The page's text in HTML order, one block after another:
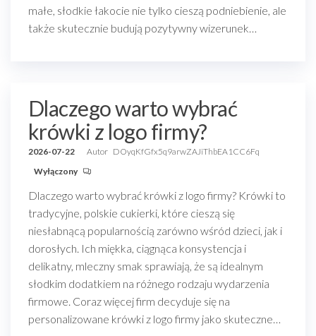
małe, słodkie łakocie nie tylko cieszą podniebienie, ale
także skutecznie budują pozytywny wizerunek…
Dlaczego warto wybrać
krówki z logo firmy?
2026-07-22 Autor DOyqKfGfx5q9arwZAJiThbEA1CC6Fq
Wyłączony
Dlaczego warto wybrać krówki z logo firmy? Krówki to
tradycyjne, polskie cukierki, które cieszą się
niesłabnącą popularnością zarówno wśród dzieci, jak i
dorosłych. Ich miękka, ciągnąca konsystencja i
delikatny, mleczny smak sprawiają, że są idealnym
słodkim dodatkiem na różnego rodzaju wydarzenia
firmowe. Coraz więcej firm decyduje się na
personalizowane krówki z logo firmy jako skuteczne…